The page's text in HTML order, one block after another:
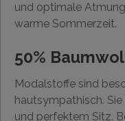
und optimale
warme Sommerzeit.
50%
Modalstoffe sind
hautsympathisch.
und perfektem Sitz.